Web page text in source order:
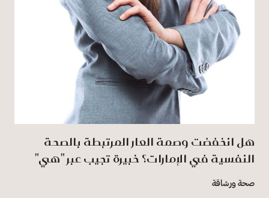
هل انخفضت وصمة العار المرتبطة بالصحة
النفسية في الإمارات؟ خبيرة تجيب عبر "هي"
صحة ورشاقة